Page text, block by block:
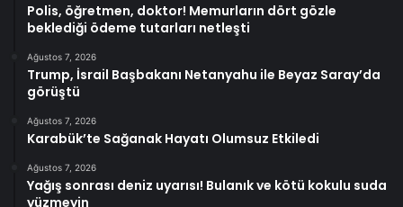
Polis, öğretmen, doktor! Memurların dört gözle
beklediği ödeme tutarları netleşti
Ağustos 7, 2026
Trump, İsrail Başbakanı Netanyahu ile Beyaz Saray’da
görüştü
Ağustos 7, 2026
Karabük’te Sağanak Hayatı Olumsuz Etkiledi
Ağustos 7, 2026
Yağış sonrası deniz uyarısı! Bulanık ve kötü kokulu suda
yüzmeyin